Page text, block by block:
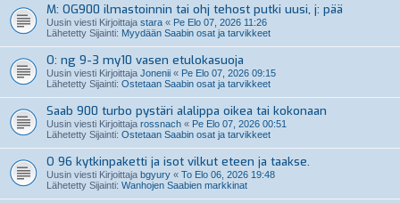
M: OG900 ilmastoinnin tai ohj tehost putki uusi, j: pää
Uusin viesti Kirjoittaja stara « Pe Elo 07, 2026 11:26
Lähetetty Sijainti: Myydään Saabin osat ja tarvikkeet
O: ng 9-3 my10 vasen etulokasuoja
Uusin viesti Kirjoittaja Jonenii « Pe Elo 07, 2026 09:15
Lähetetty Sijainti: Ostetaan Saabin osat ja tarvikkeet
Saab 900 turbo pystäri alalippa oikea tai kokonaan
Uusin viesti Kirjoittaja rossnach « Pe Elo 07, 2026 00:51
Lähetetty Sijainti: Ostetaan Saabin osat ja tarvikkeet
O 96 kytkinpaketti ja isot vilkut eteen ja taakse.
Uusin viesti Kirjoittaja bgyury « To Elo 06, 2026 19:48
Lähetetty Sijainti: Wanhojen Saabien markkinat